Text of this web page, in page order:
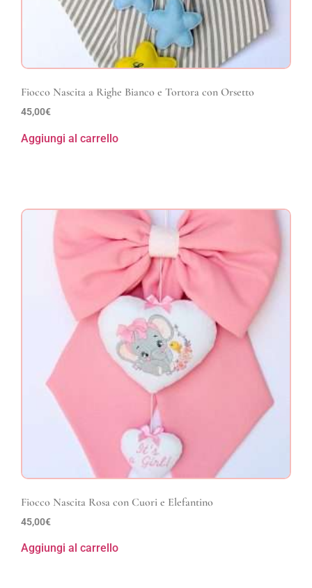
Fiocco Nascita a Righe Bianco e Tortora con Orsetto
45,00€
Aggiungi al carrello
Fiocco Nascita Rosa con Cuori e Elefantino
45,00€
Aggiungi al carrello